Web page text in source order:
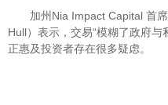
加州Nia Impact Capital 首席
Hull）表示，交易“模糊了政府
正惠及投资者存在很多疑虑。